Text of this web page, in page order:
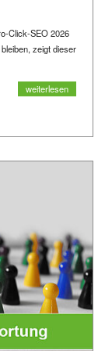
Click-SEO 2026
zeigt dieser
Zero-Click-SEO
weiterlesen
"